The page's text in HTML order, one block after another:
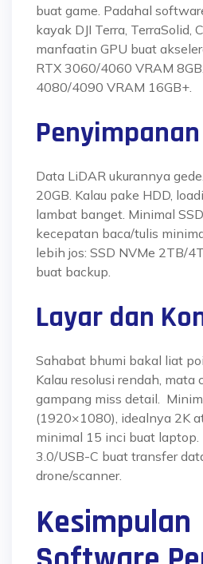
buat game. Padahal
kayak DJI Terra, TerraSolid,
manfaatin GPU buat
RTX 3060/4060 VRAM
4080/4090 VRAM 16GB+.
Penyimpanan
Data LiDAR ukurannya
20GB. Kalau pake HDD,
lambat banget. Minimal
kecepatan baca/tulis
lebih jos: SSD NVMe 2TB/
buat backup.
Layar dan
Sahabat bhumi bakal liat
Kalau resolusi rendah, mata
gampang miss detail.
(1920×1080), idealnya 2K
minimal 15 inci buat laptop.
3.0/USB-C buat transfer
drone/scanner.
Kesimpulan